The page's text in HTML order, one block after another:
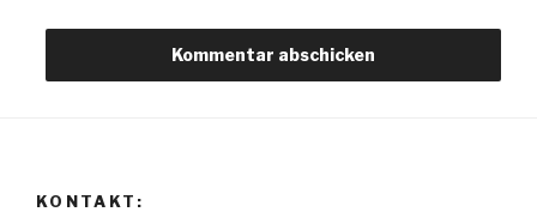
KONTAKT: